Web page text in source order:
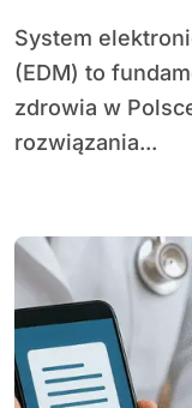
System elektronicznej dokumentacji medycznej
(EDM) to
zdrowia w
rozwiązania...